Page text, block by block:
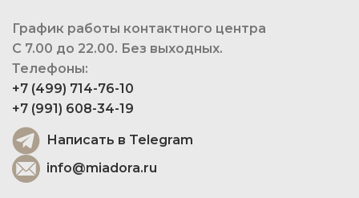
График работы контактного центра
С 7.00 до 22.00. Без выходных.
Телефоны:
+7 (499) 714-76-10
+7 (991) 608-34-19
Написать в Telegram
info@miadora.ru